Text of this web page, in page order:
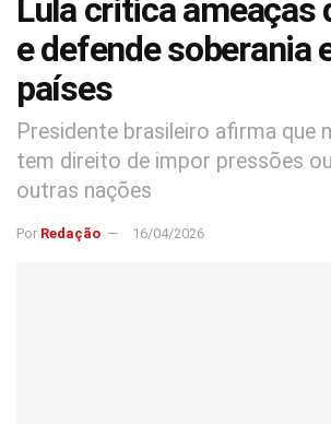
Lula critica ameaças
e defende soberania
países
Presidente brasileiro afirma que
tem direito de impor pressões
outras nações
Por Redação 16/04/2026